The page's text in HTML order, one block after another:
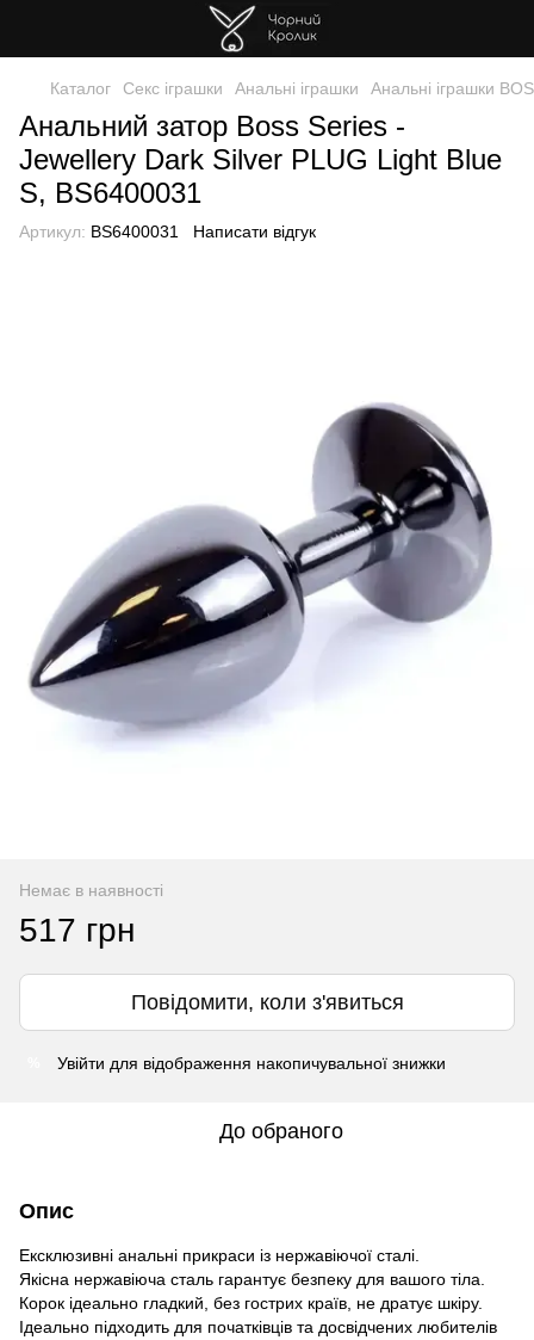
Каталог Секс іграшки Анальні іграшки Анальні іграшки
Анальний затор Boss Series -
Jewellery Dark Silver PLUG Light Blue
S, BS6400031
Артикул: BS6400031 Написати відгук
Немає в наявності
517 грн
Повідомити, коли з'явиться
Увійти для відображення накопичувальної знижки
До обраного
Опис
Ексклюзивні анальні прикраси із нержавіючої сталі.
Якісна нержавіюча сталь гарантує безпеку для вашого тіла.
Корок ідеально гладкий, без гострих країв, не дратує шкіру.
Ідеально підходить для початківців та досвідчених любителів